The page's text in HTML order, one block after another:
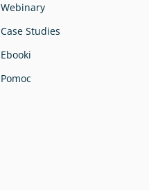
Webinary
Case Studies
Ebooki
Pomoc